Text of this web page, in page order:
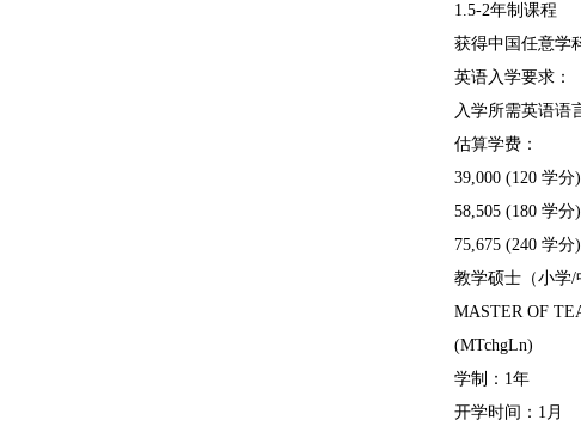
1.5-2年制课程
获得中国任意学科
英语入学要求：
入学所需英语语言
估算学费：
39,000 (120 学分)
58,505 (180 学分)
75,675 (240 学分)
教学硕士（小学/
MASTER OF
(MTchgLn)
学制：1年
开学时间：1月